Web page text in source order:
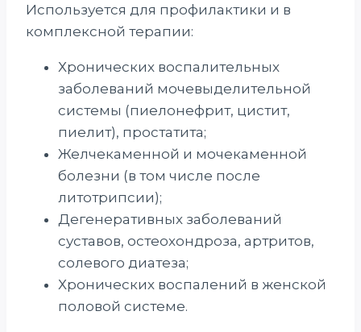
Используется для профилактики и в
комплексной терапии:
Хронических воспалительных
заболеваний мочевыделительной
системы (пиелонефрит, цистит,
пиелит), простатита;
Желчекаменной и мочекаменной
болезни (в том числе после
литотрипсии);
Дегенеративных заболеваний
суставов, остеохондроза, артритов,
солевого диатеза;
Хронических воспалений в женской
половой системе.